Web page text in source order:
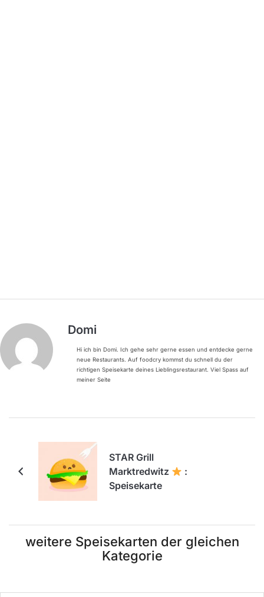
Domi
Hi ich bin Domi. Ich gehe sehr gerne essen und entdecke gerne
neue Restaurants. Auf foodcry kommst du schnell du der
richtigen Speisekarte deines Lieblingsrestaurant. Viel Spass auf
meiner Seite
STAR Grill
Marktredwitz
:
Speisekarte
weitere Speisekarten der gleichen
Kategorie